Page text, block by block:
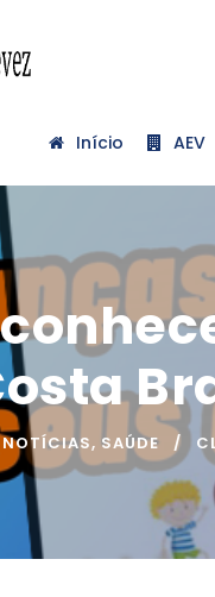
Início AEV
NOTÍCIAS, SAÚDE